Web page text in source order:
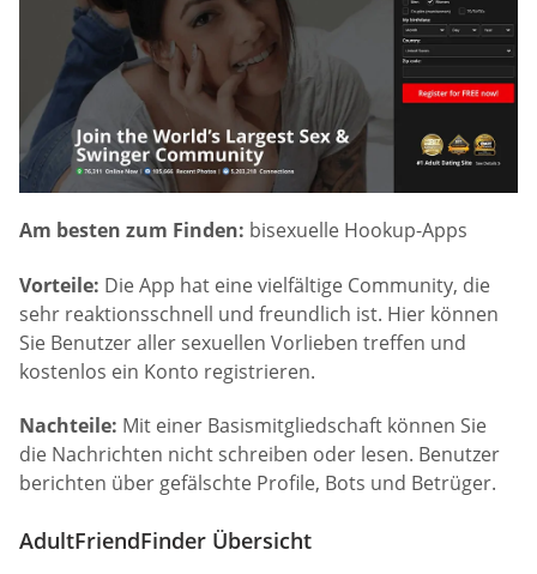
Am besten zum Finden: bisexuelle Hookup-Apps
Vorteile: Die App hat eine vielfältige Community, die
sehr reaktionsschnell und freundlich ist. Hier können
Sie Benutzer aller sexuellen Vorlieben treffen und
kostenlos ein Konto registrieren.
Nachteile: Mit einer Basismitgliedschaft können Sie
die Nachrichten nicht schreiben oder lesen. Benutzer
berichten über gefälschte Profile, Bots und Betrüger.
AdultFriendFinder Übersicht